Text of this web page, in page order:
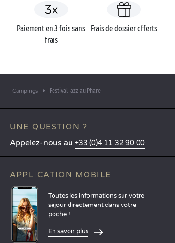
Paiement en 3 fois sans
frais
Frais de dossier offerts
Campings Festival Jazz au Phare
UNE QUESTION ?
Appelez-nous au +33 (0)4 11 32 90 00
APPLICATION MOBILE
Toutes les informations sur votre
séjour directement dans votre
poche !
En savoir plus